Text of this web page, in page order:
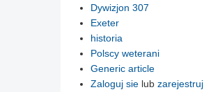
Dywizjon 307
Exeter
historia
Polscy weterani
Generic article
Zaloguj sie lub zarejestruj